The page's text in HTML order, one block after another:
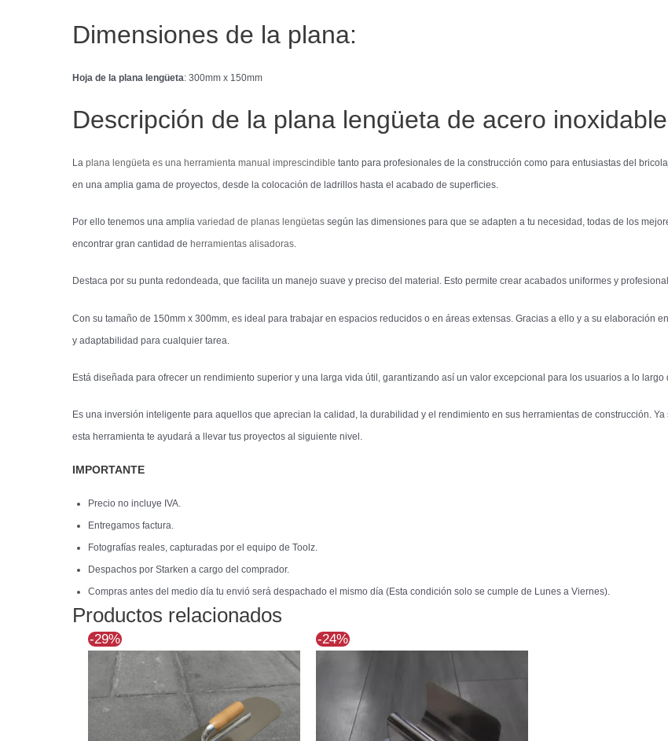
Dimensiones de la plana:
Hoja de la plana lengüeta: 300mm x 150mm
Descripción de la plana lengüeta de acero
La plana lengüeta es una herramienta manual imprescindible tanto para profesionales de la construcción como para entusiastas del
en una amplia gama de proyectos, desde la colocación de ladrillos hasta el acabado de superficies.
Por ello tenemos una amplia variedad de planas lengüetas según las dimensiones para que se adapten a tu necesidad, todas de los
encontrar gran cantidad de herramientas alisadoras.
Destaca por su punta redondeada, que facilita un manejo suave y preciso del material. Esto permite crear acabados uniformes y
Con su tamaño de 150mm x 300mm, es ideal para trabajar en espacios reducidos o en áreas extensas. Gracias a ello y a su elaboración
y adaptabilidad para cualquier tarea.
Está diseñada para ofrecer un rendimiento superior y una larga vida útil, garantizando así un valor excepcional para los usuarios a lo largo
Es una inversión inteligente para aquellos que aprecian la calidad, la durabilidad y el rendimiento en sus herramientas de construcción.
esta herramienta te ayudará a llevar tus proyectos al siguiente nivel.
IMPORTANTE
Precio no incluye IVA.
Entregamos factura.
Fotografías reales, capturadas por el equipo de Toolz.
Despachos por Starken a cargo del comprador.
Compras antes del medio día tu envió será despachado el mismo día (Esta condición solo se cumple de Lunes a Viernes).
Productos relacionados
-29%
precio
original
era:
$61.273.
precio
es:
$43.251.
-24%
precio precio
$27.801.